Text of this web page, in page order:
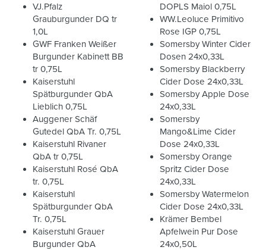
VJ.Pfalz
Grauburgunder DQ tr
1,0L
GWF Franken Weißer
Burgunder Kabinett BB
tr 0,75L
Kaiserstuhl
Spätburgunder QbA
Lieblich 0,75L
Auggener Schäf
Gutedel QbA Tr. 0,75L
Kaiserstuhl Rivaner
QbA tr 0,75L
Kaiserstuhl Rosé QbA
tr. 0,75L
Kaiserstuhl
Spätburgunder QbA
Tr. 0,75L
Kaiserstuhl Grauer
Burgunder QbA
DOPLS Maiol 0,75L
WW.Leoluce Primitivo
Rose IGP 0,75L
Somersby Winter Cider
Dosen 24x0,33L
Somersby Blackberry
Cider Dose 24x0,33L
Somersby Apple Dose
24x0,33L
Somersby
Mango&Lime Cider
Dose 24x0,33L
Somersby Orange
Spritz Cider Dose
24x0,33L
Somersby Watermelon
Cider Dose 24x0,33L
Krämer Bembel
Apfelwein Pur Dose
24x0,50L